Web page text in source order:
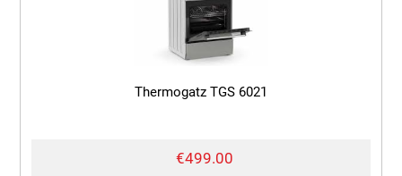
Thermogatz TGS 6021
€499.00